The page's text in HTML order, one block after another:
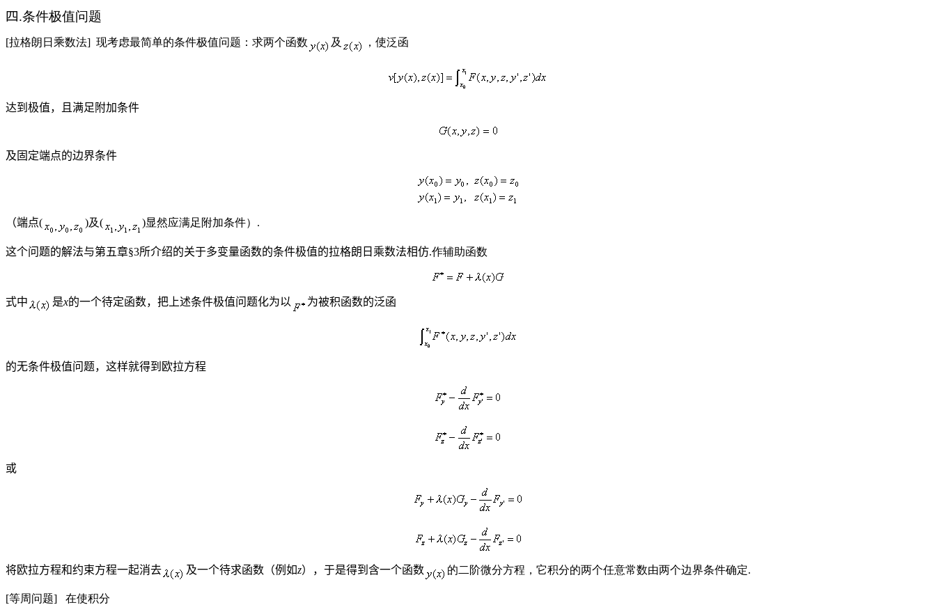
四.条件极值问题
[拉格朗日乘数法] 现考虑最简单的条件极值问题：求两个函数 及 ，使泛函
达到极值，且满足附加条件
及固定端点的边界条件
（端点( )及( )显然应满足附加条件）.
这个问题的解法与第五章§3所介绍的关于多变量函数的条件极值的拉格朗日乘数法相仿.作辅助函数
式中 是x的一个待定函数，把上述条件极值问题化为以 为被积函数的泛函
的无条件极值问题，这样就得到欧拉方程
或
将欧拉方程和约束方程一起消去 及一个待求函数（例如z），于是得到含一个函数 的二阶微分方程，它积分的两个任意常数由两个边界条件确定.
[等周问题] 在使积分